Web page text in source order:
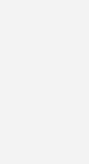
von drei bis vier
2026 sollten die
von der
Umweltministers
Die
Strategie zur
auch die
verwies sie auf